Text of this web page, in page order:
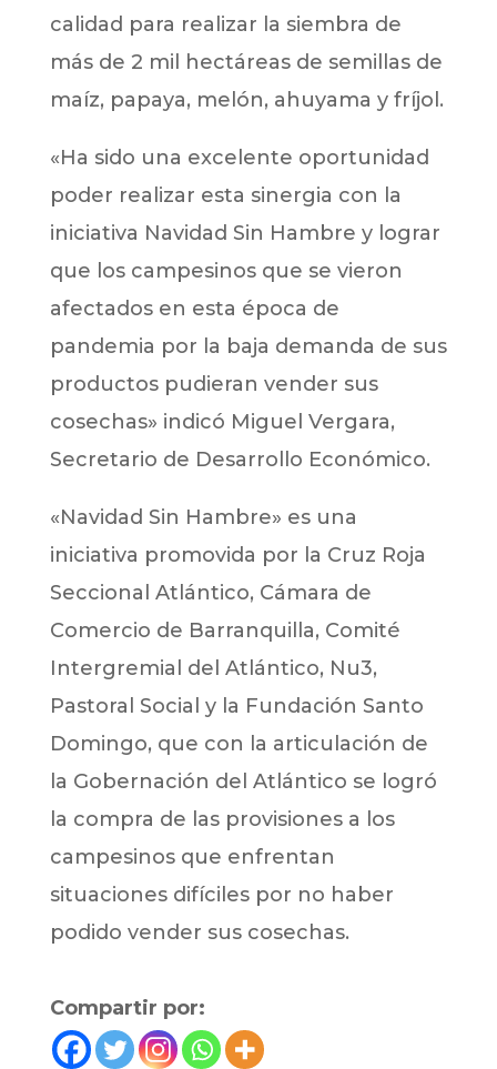
calidad para realizar la siembra de
más de 2 mil hectáreas de semillas de
maíz, papaya, melón, ahuyama y fríjol.
«Ha sido una excelente oportunidad
poder realizar esta sinergia con la
iniciativa Navidad Sin Hambre y lograr
que los campesinos que se vieron
afectados en esta época de
pandemia por la baja demanda de sus
productos pudieran vender sus
cosechas» indicó Miguel Vergara,
Secretario de Desarrollo Económico.
«Navidad Sin Hambre» es una
iniciativa promovida por la Cruz Roja
Seccional Atlántico, Cámara de
Comercio de Barranquilla, Comité
Intergremial del Atlántico, Nu3,
Pastoral Social y la Fundación Santo
Domingo, que con la articulación de
la Gobernación del Atlántico se logró
la compra de las provisiones a los
campesinos que enfrentan
situaciones difíciles por no haber
podido vender sus cosechas.
Compartir por: